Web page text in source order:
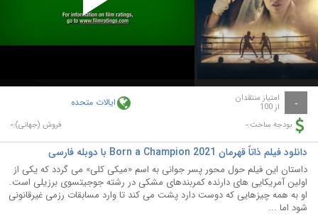
Play
Video
- امتیاز منتقدان
از 100 ایالات متحده
بودجه ساخت:- فروش (جهانی):-
دانلود فیلم ذاتاً قهرمان Born a Champion 2021 با دوبله فارسی
داستان این فیلم حول محور پسر جوانی به اسم «میکی کلی» می گردد که یکی از
اولین آمریکایی های دارنده کمربندهای مشکی در رشته جوجیتسوی برزیلی است.
او به همه چیزهایی که دوست دارد پشت می کند تا وارد مسابقات رزمی غیرقانونی
شود اما ...